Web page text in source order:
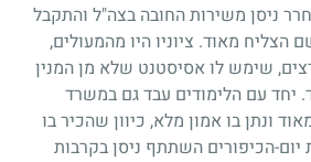
ניסן משירות החובה בצה"ל והתקבל
הצליח מאוד. ציוניו היו מהמעולים,
שימש לו אסיסטנט שלא מן המנין
עם הלימודים עבד גם במשרד
ונתן בו אמון מלא, כיוון שהכיר בו
הכיפורים השתתף ניסן בקרבות